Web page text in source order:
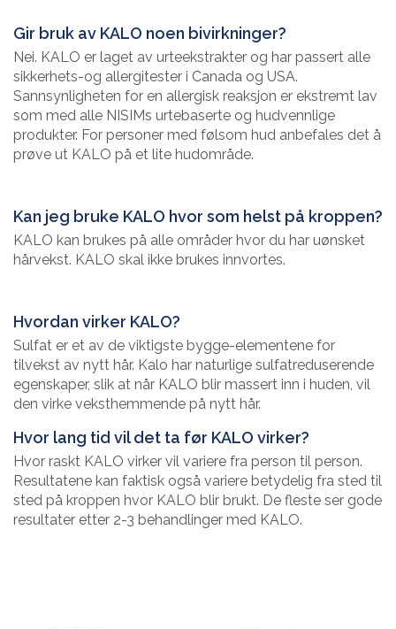
Gir bruk av KALO noen bivirkninger?
Nei. KALO er laget av urteekstrakter og har passert alle
sikkerhets-og allergitester i Canada og USA.
Sannsynligheten for en allergisk reaksjon er ekstremt lav
som med alle NISIMs urtebaserte og hudvennlige
produkter. For personer med følsom hud anbefales det å
prøve ut KALO på et lite hudområde.
Kan jeg bruke KALO hvor som helst på kroppen?
KALO kan brukes på alle områder hvor du har uønsket
hårvekst. KALO skal ikke brukes innvortes.
Hvordan virker KALO?
Sulfat er et av de viktigste bygge-elementene for
tilvekst av nytt hår. Kalo har naturlige sulfatreduserende
egenskaper, slik at når KALO blir massert inn i huden, vil
den virke veksthemmende på nytt hår.
Hvor lang tid vil det ta før KALO virker?
Hvor raskt KALO virker vil variere fra person til person.
Resultatene kan faktisk også variere betydelig fra sted til
sted på kroppen hvor KALO blir brukt. De fleste ser gode
resultater etter 2-3 behandlinger med KALO.